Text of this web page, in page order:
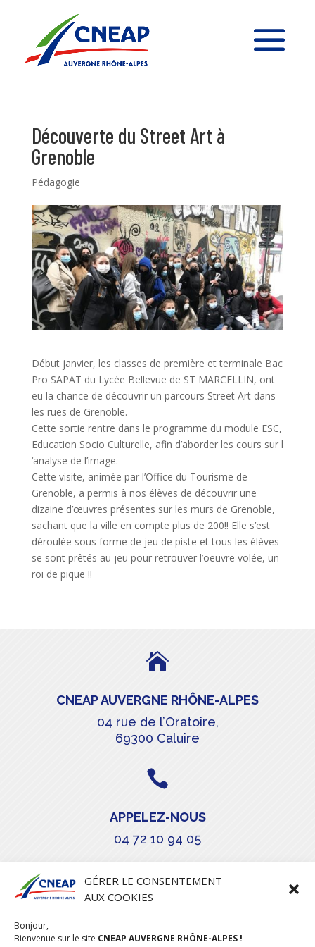
GÉRER LE CONSENTEMENT
AUX COOKIES
Bonjour,
Bienvenue sur le site CNEAP AUVERGNE RHÔNE-ALPES !
Découverte du Street Art à
Grenoble
Pédagogie
Début janvier, les classes de première et terminale Bac
Pro SAPAT du Lycée Bellevue de ST MARCELLIN, ont
eu la chance de découvrir un parcours Street Art dans
les rues de Grenoble.
Cette sortie rentre dans le programme du module ESC,
Education Socio Culturelle, afin d’aborder les cours sur l
‘analyse de l’image.
Cette visite, animée par l’Office du Tourisme de
Grenoble, a permis à nos élèves de découvrir une
dizaine d’œuvres présentes sur les murs de Grenoble,
sachant que la ville en compte plus de 200!! Elle s’est
déroulée sous forme de jeu de piste et tous les élèves
se sont prêtés au jeu pour retrouver l’oeuvre volée, un
roi de pique !!

CNEAP AUVERGNE RHÔNE-ALPES
04 rue de l’Oratoire,
69300 Caluire

APPELEZ-NOUS
04 72 10 94 05

stephanie.maillot@cneap.fr